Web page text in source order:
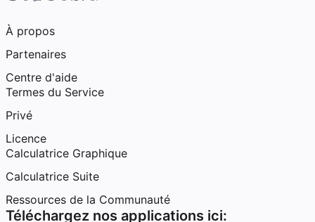
À propos
Partenaires
Centre d'aide
Termes du Service
Privé
Licence
Calculatrice Graphique
Calculatrice Suite
Ressources de la Communauté
Téléchargez nos applications ici: